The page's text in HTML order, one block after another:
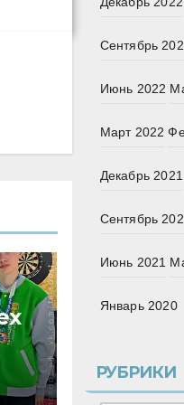
Сентябрь
Июнь 2022
Март 2022
Декабрь 2021
Сентябрь
Июнь 2021
Январь 2020
РУБРИКИ